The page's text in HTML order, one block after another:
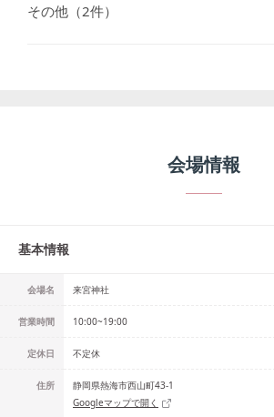
その他 （2件）
会場情報
基本情報
会場名 来宮神社
営業時間 10:00~19:00
定休日 不定休
住所
静岡県熱海市西山町43-1
Googleマップで開く